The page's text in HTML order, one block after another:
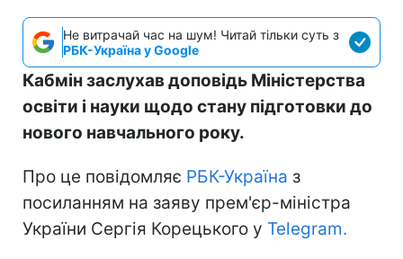
Не витрачай час на шум! Читай тільки суть з
РБК-Україна у Google
Кабмін заслухав доповідь Міністерства
освіти і науки щодо стану підготовки до
нового навчального року.
Про це повідомляє РБК-Україна з
посиланням на заяву прем'єр-міністра
України Сергія Корецького у Telegram.